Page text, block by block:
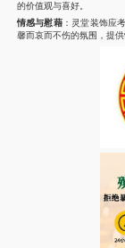
的价值观与喜好。
情感与慰藉：灵堂装饰应
馨而哀而不伤的氛围，提供